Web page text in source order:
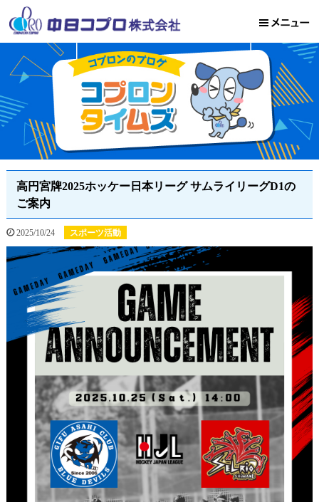
高円宮牌2025ホッケー日本リーグ サムライリーグD1の
ご案内
2025/10/24 スポーツ活動